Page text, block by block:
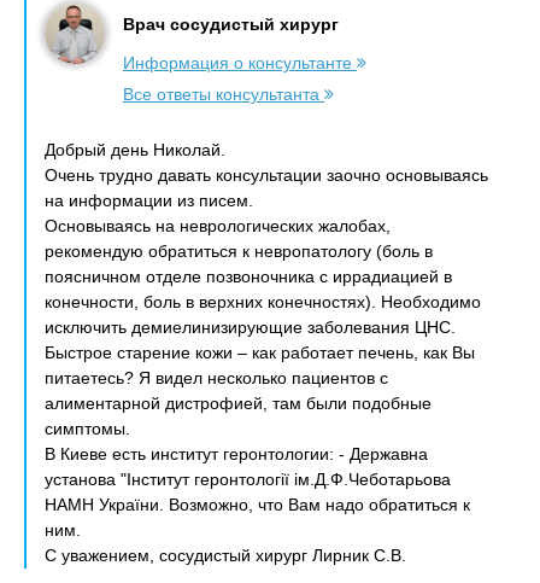
Врач сосудистый хирург
Информация о консультанте
Все ответы консультанта
Добрый день Николай.
Очень трудно давать консультации заочно основываясь
на информации из писем.
Основываясь на неврологических жалобах,
рекомендую обратиться к невропатологу (боль в
поясничном отделе позвоночника с иррадиацией в
конечности, боль в верхних конечностях). Необходимо
исключить демиелинизирующие заболевания ЦНС.
Быстрое старение кожи – как работает печень, как Вы
питаетесь? Я видел несколько пациентов с
алиментарной дистрофией, там были подобные
симптомы.
В Киеве есть институт геронтологии: - Державна
установа "Інститут геронтології ім.Д.Ф.Чеботарьова
НАМН України. Возможно, что Вам надо обратиться к
ним.
С уважением, сосудистый хирург Лирник С.В.